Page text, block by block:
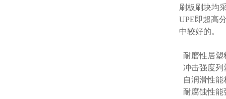
刷板刷块均
UPE即超高
中较好的。
耐磨性居塑
冲击强度
自润滑性能
耐腐蚀性能